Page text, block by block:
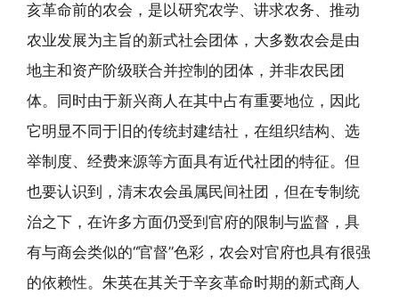
亥革命前的农会，是以研究农学、讲求农务、推动
农业发展为主旨的新式社会团体，大多数农会是由
地主和资产阶级联合并控制的团体，并非农民团
体。同时由于新兴商人在其中占有重要地位，因此
它明显不同于旧的传统封建结社，在组织结构、选
举制度、经费来源等方面具有近代社团的特征。但
也要认识到，清末农会虽属民间社团，但在专制统
治之下，在许多方面仍受到官府的限制与监督，具
有与商会类似的“官督”色彩，农会对官府也具有很强
的依赖性。朱英在其关于辛亥革命时期的新式商人